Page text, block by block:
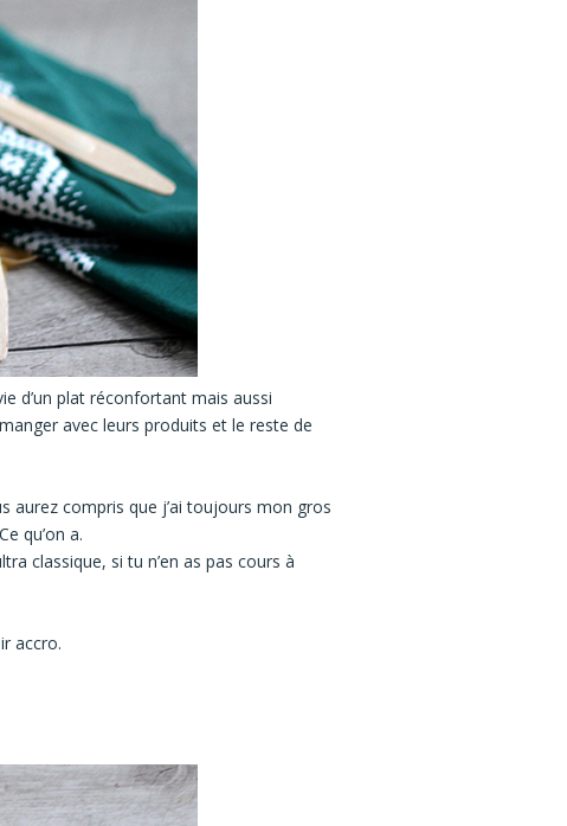
d’un plat réconfortant mais aussi
avec leurs produits et le reste de
aurez compris que j’ai toujours mon gros
qu’on a.
classique, si tu n’en as pas cours à
accro.